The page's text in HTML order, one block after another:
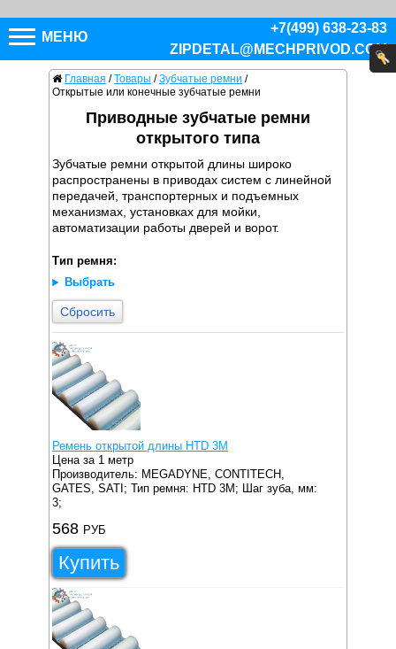
МЕНЮ
+7(499) 638-23-83
ZIPDETAL@MECHPRIVOD.COM
Главная / Товары / Зубчатые ремни /
Открытые или конечные зубчатые ремни
Приводные зубчатые ремни
открытого типа
Зубчатые ремни открытой длины широко
распространены в приводах систем с линейной
передачей, транспортерных и подъемных
механизмах, установках для мойки,
автоматизации работы дверей и ворот.
Тип ремня:
Выбрать
Сбросить
Ремень открытой длины HTD 3M
Цена за 1 метр
Производитель: MEGADYNE, CONTITECH,
GATES, SATI; Тип ремня: HTD 3M;
Шаг зуба, мм:
3;
568 РУБ
Купить